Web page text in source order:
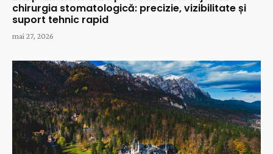
chirurgia stomatologică: precizie, vizibilitate și
suport tehnic rapid
mai 27, 2026